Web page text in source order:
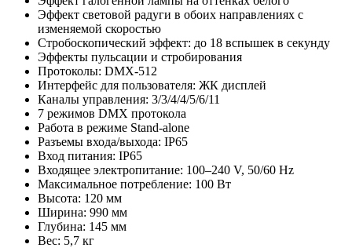
Эффект световой радуги в обоих направлениях с
изменяемой скоростью
Стробоскопический эффект: до 18 вспышек в секунду
Эффекты пульсации и стробирования
Протоколы: DMX-512
Интерфейс для пользователя: ЖК дисплей
Каналы управления: 3/3/4/4/5/6/11
7 режимов DMX протокола
Работа в режиме Stand-alone
Разъемы входа/выхода: IP65
Вход питания: IP65
Входящее электропитание: 100–240 V, 50/60 Hz
Максимальное потребление: 100 Вт
Высота: 120 мм
Ширина: 990 мм
Глубина: 145 мм
Вес: 5,7 кг